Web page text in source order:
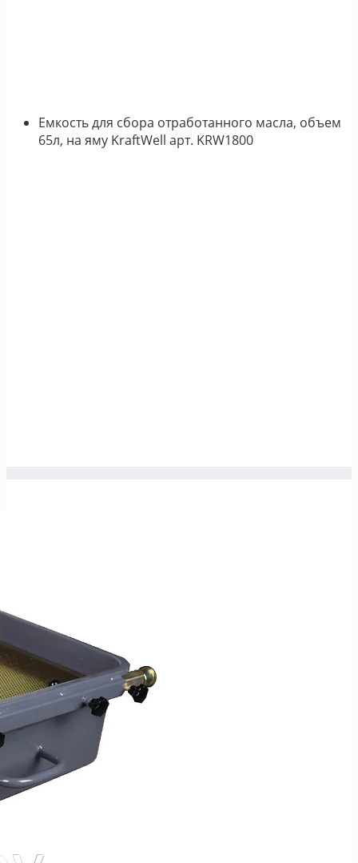
Емкость для сбора отработанного масла, объем
65л, на яму KraftWell арт. KRW1800